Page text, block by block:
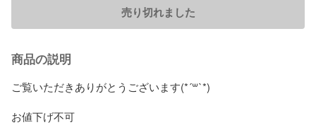
売り切れました
商品の説明
ご覧いただきありがとうございます(*´꒳`*)
お値下げ不可